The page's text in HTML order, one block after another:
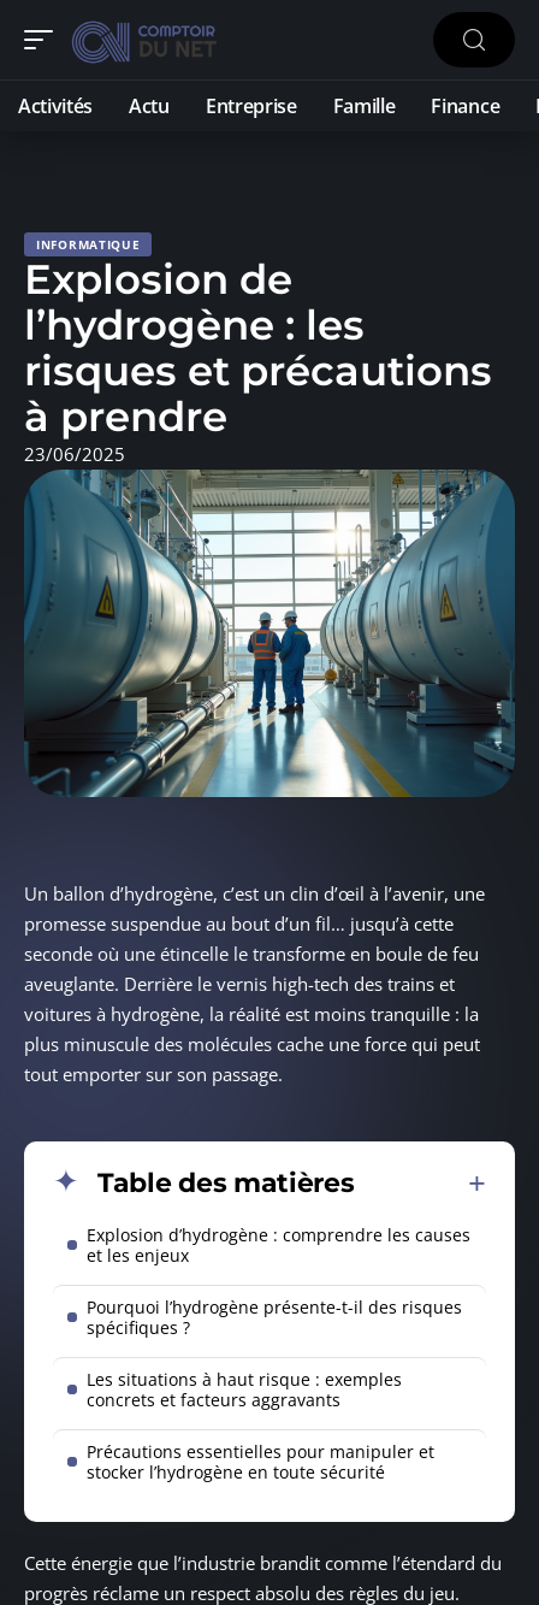
Activités Actu Entreprise Famille Finance
INFORMATIQUE
Explosion de
l’hydrogène : les
risques et précautions
à prendre
23/06/2025
Un ballon d’hydrogène, c’est un clin d’œil à l’avenir, une
promesse suspendue au bout d’un fil… jusqu’à cette
seconde où une étincelle le transforme en boule de feu
aveuglante. Derrière le vernis high-tech des trains et
voitures à hydrogène, la réalité est moins tranquille : la
plus minuscule des molécules cache une force qui peut
tout emporter sur son passage.
Table des matières
Explosion d’hydrogène : comprendre les causes
et les enjeux
Pourquoi l’hydrogène présente-t-il des risques
spécifiques ?
Les situations à haut risque : exemples
concrets et facteurs aggravants
Précautions essentielles pour manipuler et
stocker l’hydrogène en toute sécurité
Cette énergie que l’industrie brandit comme l’étendard du
progrès réclame un respect absolu des règles du jeu.